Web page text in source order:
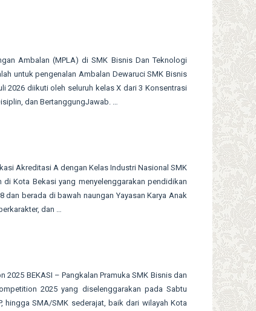
Ambalan (MPLA) di SMK Bisnis Dan Teknologi
untuk pengenalan Ambalan Dewaruci SMK Bisnis
2026 diikuti oleh seluruh kelas X dari 3 Konsentrasi
dan BertanggungJawab. …
Akreditasi A dengan Kelas Industri Nasional SMK
Kota Bekasi yang menyelenggarakan pendidikan
berada di bawah naungan Yayasan Karya Anak
dan …
BEKASI – Pangkalan Pramuka SMK Bisnis dan
2025 yang diselenggarakan pada Sabtu
SMA/SMK sederajat, baik dari wilayah Kota